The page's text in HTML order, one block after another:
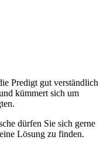
Predigt gut verständlich
kümmert sich um
dürfen Sie sich gerne
Lösung zu finden.